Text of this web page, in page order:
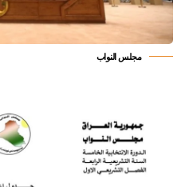
مجلس النواب